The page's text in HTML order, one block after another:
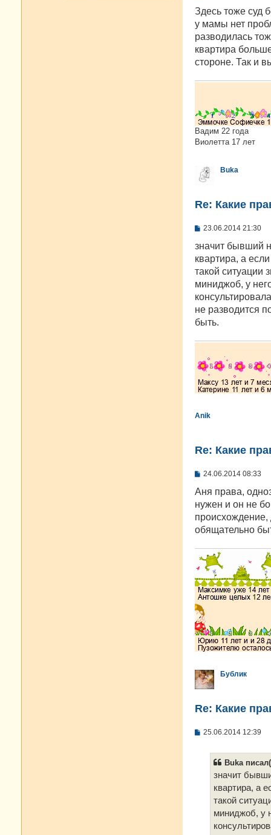
о
б
щ
е
и
е
Здесь тоже суд
у мамы нет
разводилась
квартира
стороне. Так и
Вадим 22 года
Виолетта 17 лет
Buka
Re: Какие
С
о
щ
е
и
е
23.06.2014 21:30
значит бывший
квартира, а
такой ситуации
миниджоб, у
не разводится
быть.
Anik
Re: Какие
С
о
щ
е
н
и
24.06.2014 08:33
Аня права,
нужен и он не
обящательно
Бублик
Re: Какие
С
25.06.2014 12:39
Buka
значит
квартира, а
такой
миниджоб, у